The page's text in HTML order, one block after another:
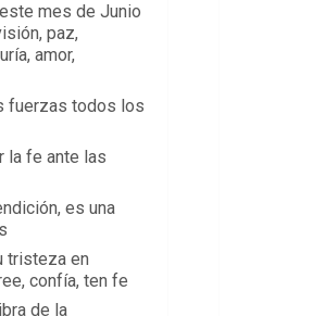
mes de Junio
paz,
amor,
fuerzas todos los
la fe ante las
es una
tristeza en
confía, ten fe
de la